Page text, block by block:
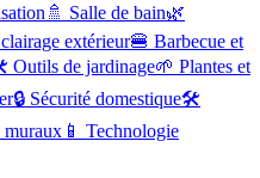
🚿 Salle de bain🌿
extérieur🍔 Barbecue et
Outils de jardinage🌱 Plantes et
🔒 Sécurité domestique🛠
muraux 📱 Technologie